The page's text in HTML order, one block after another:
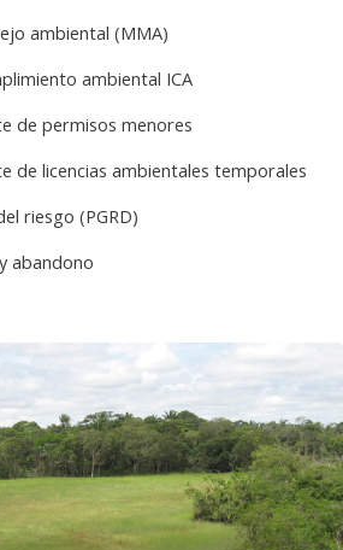
ambiental (MMA)
ambiental ICA
de permisos menores
de licencias ambientales temporales
riesgo (PGRD)
abandono